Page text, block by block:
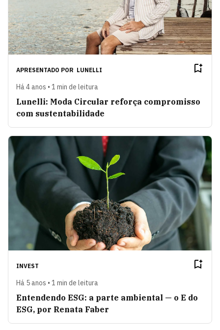
APRESENTADO POR LUNELLI
Há 4 anos • 1 min de leitura
Lunelli: Moda Circular reforça compromisso
com sustentabilidade
INVEST
Há 5 anos • 1 min de leitura
Entendendo ESG: a parte ambiental — o E do
ESG, por Renata Faber